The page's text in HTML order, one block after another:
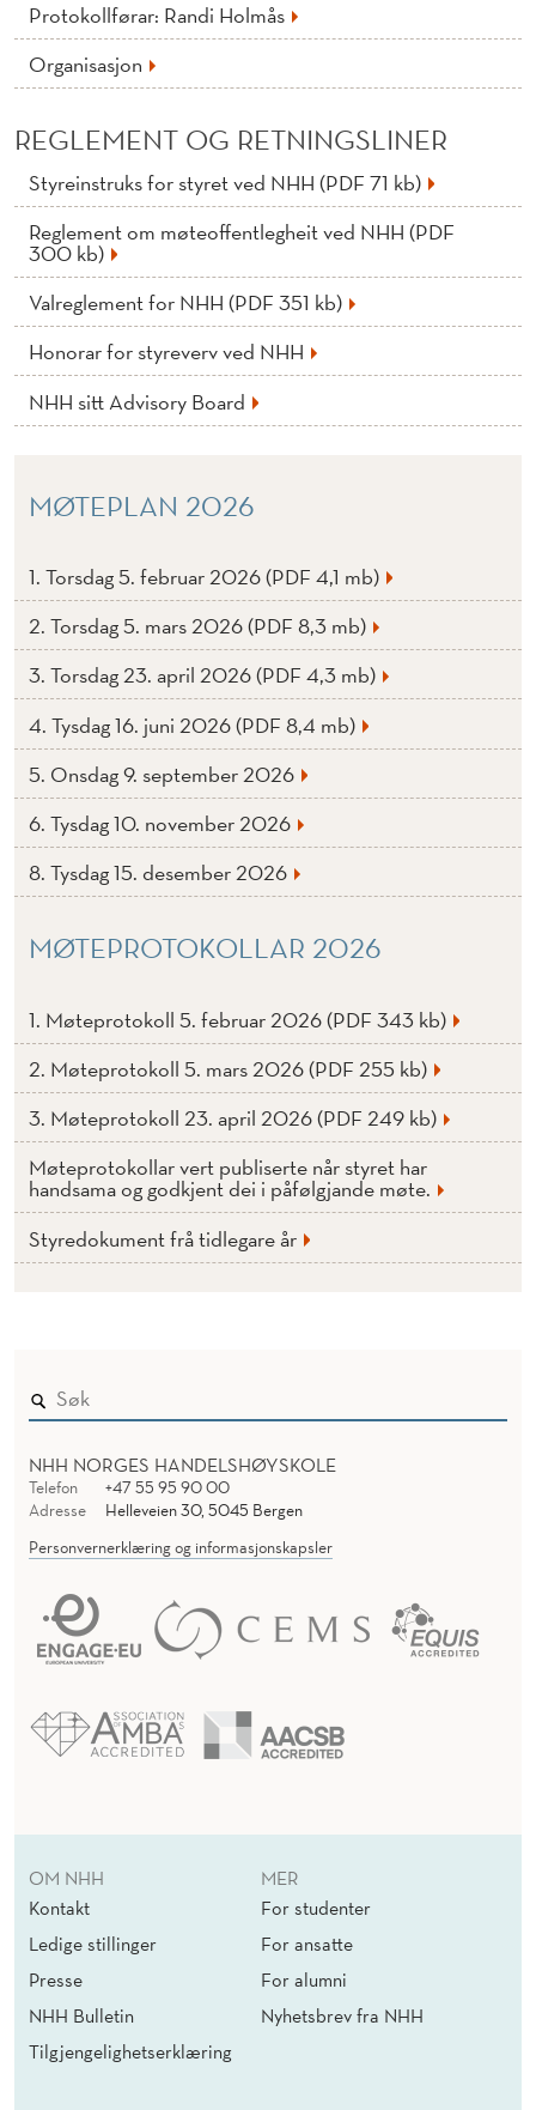
Protokollførar: Randi Holmås
Organisasjon
REGLEMENT OG RETNINGSLINER
Styreinstruks for styret ved NHH (PDF 71 kb)
Reglement om møteoffentlegheit ved NHH (PDF
300 kb)
Valreglement for NHH (PDF 351 kb)
Honorar for styreverv ved NHH
NHH sitt Advisory Board
MØTEPLAN 2026
1. Torsdag 5. februar 2026 (PDF 4,1 mb)
2. Torsdag 5. mars 2026 (PDF 8,3 mb)
3. Torsdag 23. april 2026 (PDF 4,3 mb)
4. Tysdag 16. juni 2026 (PDF 8,4 mb)
5. Onsdag 9. september 2026
6. Tysdag 10. november 2026
8. Tysdag 15. desember 2026
MØTEPROTOKOLLAR 2026
1. Møteprotokoll 5. februar 2026 (PDF 343 kb)
2. Møteprotokoll 5. mars 2026 (PDF 255 kb)
3. Møteprotokoll 23. april 2026 (PDF 249 kb)
Møteprotokollar vert publiserte når styret har
handsama og godkjent dei i påfølgjande møte.
Styredokument frå tidlegare år
NHH NORGES HANDELSHØYSKOLE
Telefon
+47 55 95 90 00
Adresse
Helleveien 30, 5045 Bergen
Personvernerklæring og informasjonskapsler
OM NHH
Kontakt
Ledige stillinger
Presse
NHH Bulletin
Tilgjengelighetserklæring
MER
For studenter
For ansatte
For alumni
Nyhetsbrev fra NHH